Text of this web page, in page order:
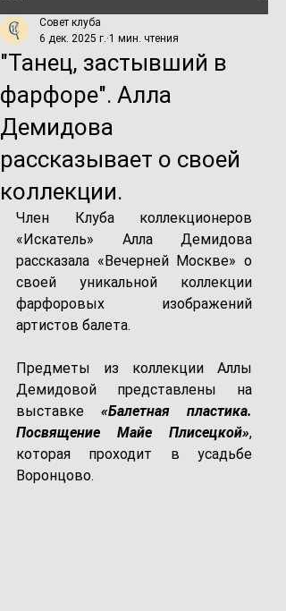
"Танец, застывший в
фарфоре". Алла
Демидова
рассказывает о своей
коллекции.
Совет клуба
6 дек. 2025 г. 1 мин. чтения
Член Клуба коллекционеров
«Искатель» Алла Демидова
рассказала «Вечерней Москве» о
своей уникальной коллекции
фарфоровых изображений
артистов балета.
Предметы из коллекции Аллы
Демидовой представлены на
выставке
«Балетная пластика.
Посвящение Майе Плисецкой»,
которая проходит в усадьбе
Воронцово.